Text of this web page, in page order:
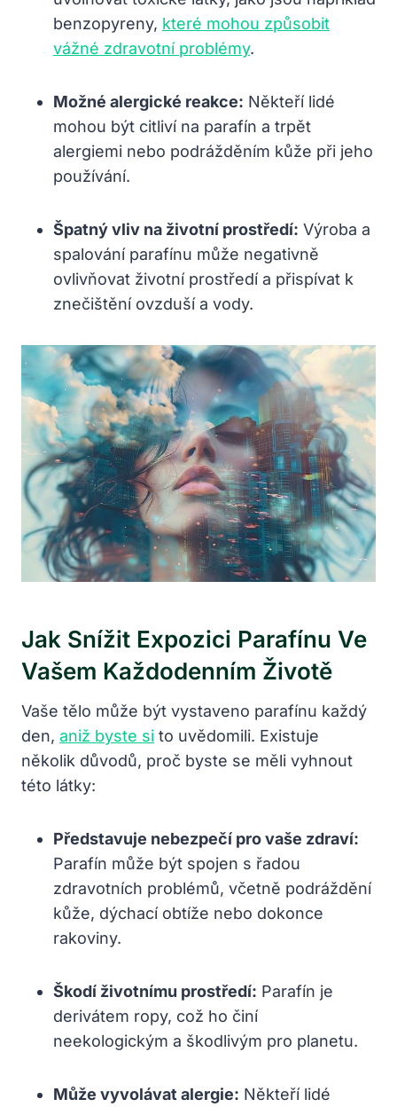
benzopyreny, které mohou způsobit
vážné zdravotní problémy.
Možné alergické reakce: Někteří lidé
mohou být citliví na parafín a trpět
alergiemi nebo podrážděním kůže při jeho
používání.
Špatný vliv na životní prostředí: Výroba a
spalování parafínu může negativně
ovlivňovat životní prostředí a přispívat k
znečištění ovzduší a vody.
Jak Snížit Expozici Parafínu Ve
Vašem Každodenním Životě
Vaše tělo může být vystaveno parafínu každý
den, aniž byste si to uvědomili. Existuje
několik důvodů, proč byste se měli vyhnout
této látky:
Představuje nebezpečí pro vaše zdraví:
Parafín může být spojen s řadou
zdravotních problémů, včetně podráždění
kůže, dýchací obtíže nebo dokonce
rakoviny.
Škodí životnímu prostředí: Parafín je
derivátem ropy, což ho činí
neekologickým a škodlivým pro planetu.
Může vyvolávat alergie: Někteří lidé